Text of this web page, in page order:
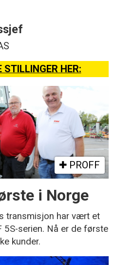
STILLINGER HER:
PROFF
i Norge
transmisjon har vært et
serien. Nå er de første
kunder.